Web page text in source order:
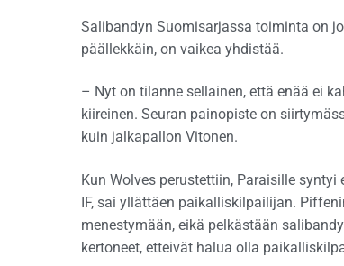
Salibandyn Suomisarjassa toiminta on
päällekkäin, on vaikea yhdistää.
– Nyt on tilanne sellainen, että enää ei
kiireinen. Seuran painopiste on
kuin jalkapallon Vitonen.
Kun Wolves perustettiin, Paraisille
IF, sai yllättäen paikalliskilpailijan.
menestymään, eikä pelkästään
kertoneet, etteivät halua olla